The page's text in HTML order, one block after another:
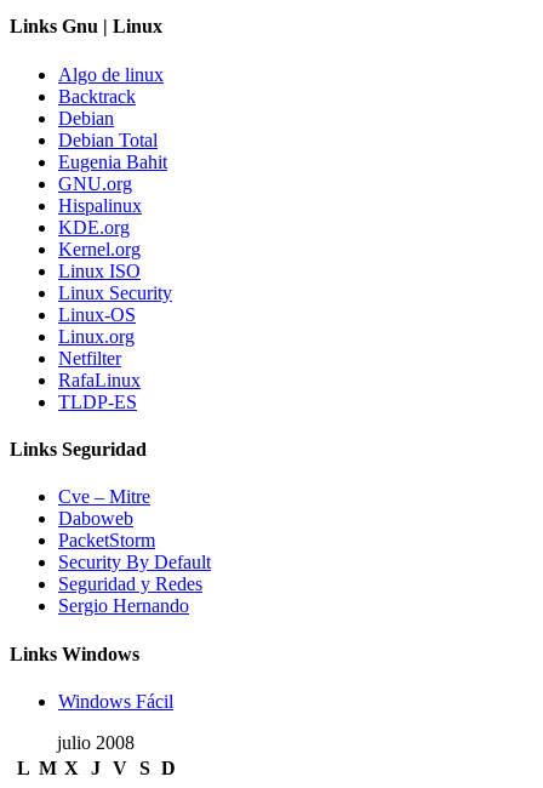
Links Gnu | Linux
Algo de linux
Backtrack
Debian
Debian Total
Eugenia Bahit
GNU.org
Hispalinux
KDE.org
Kernel.org
Linux ISO
Linux Security
Linux-OS
Linux.org
Netfilter
RafaLinux
TLDP-ES
Links Seguridad
Cve – Mitre
Daboweb
PacketStorm
Security By Default
Seguridad y Redes
Sergio Hernando
Links Windows
Windows Fácil
julio 2008
L M X J V S D